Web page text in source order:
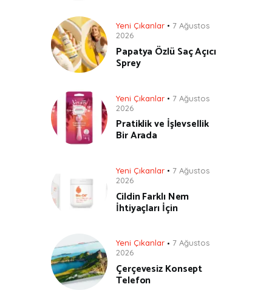
Yeni Çıkanlar
7 Ağustos
2026
Papatya Özlü Saç Açıcı
Sprey
Yeni Çıkanlar
7 Ağustos
2026
Pratiklik ve İşlevsellik
Bir Arada
Yeni Çıkanlar
7 Ağustos
2026
Cildin Farklı Nem
İhtiyaçları İçin
Yeni Çıkanlar
7 Ağustos
2026
Çerçevesiz Konsept
Telefon